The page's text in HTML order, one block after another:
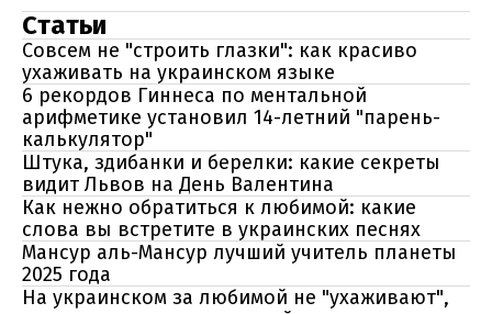
Статьи
Совсем не "строить глазки": как красиво
ухаживать на украинском языке
6 рекордов Гиннеса по ментальной
арифметике установил 14-летний "парень-
калькулятор"
Штука, здибанки и берелки: какие секреты
видит Львов на День Валентина
Как нежно обратиться к любимой: какие
слова вы встретите в украинских песнях
Мансур аль-Мансур лучший учитель планеты
2025 года
На украинском за любимой не "ухаживают",